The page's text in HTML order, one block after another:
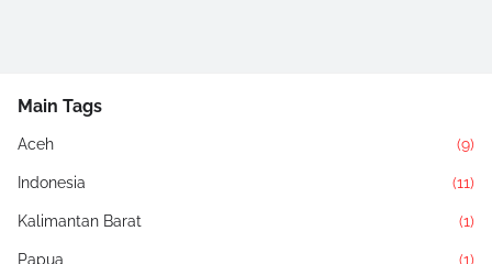
Main Tags
Aceh (9)
Indonesia (11)
Kalimantan Barat (1)
Papua (1)